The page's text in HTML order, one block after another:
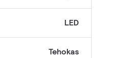
LED
Tehokas